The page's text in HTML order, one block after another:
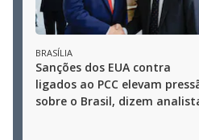
BRASÍLIA
Sanções dos EUA contra
ligados ao PCC elevam
sobre o Brasil, dizem